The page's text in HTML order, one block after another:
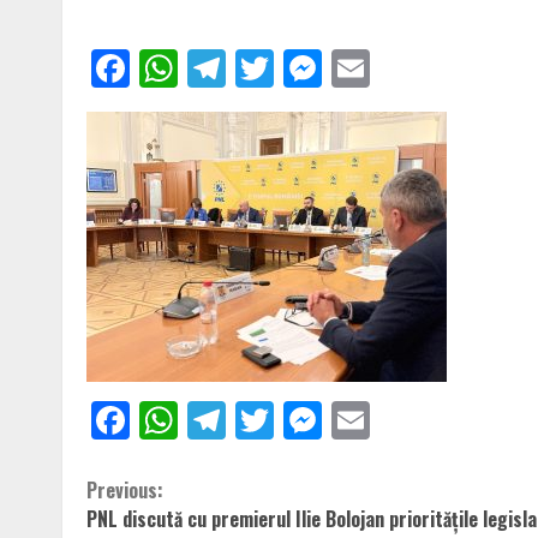
Facebook
WhatsApp
Telegram
TwitterMessenger
Facebook
WhatsApp
Telegram
TwitterMessenger
Continue
Previous:
PNL discută cu premierul Ilie Bolojan prioritățile